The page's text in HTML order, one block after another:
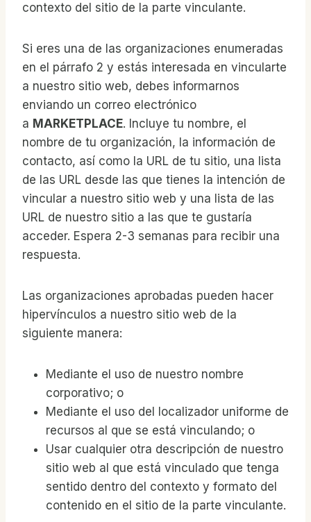
contexto del sitio de la parte vinculante.
Si eres una de las organizaciones enumeradas
en el párrafo 2 y estás interesada en vincularte
a nuestro sitio web, debes informarnos
enviando un correo electrónico
a MARKETPLACE. Incluye tu nombre, el
nombre de tu organización, la información de
contacto, así como la URL de tu sitio, una lista
de las URL desde las que tienes la intención de
vincular a nuestro sitio web y una lista de las
URL de nuestro sitio a las que te gustaría
acceder. Espera 2-3 semanas para recibir una
respuesta.
Las organizaciones aprobadas pueden hacer
hipervínculos a nuestro sitio web de la
siguiente manera:
Mediante el uso de nuestro nombre
corporativo; o
Mediante el uso del localizador uniforme de
recursos al que se está vinculando; o
Usar cualquier otra descripción de nuestro
sitio web al que está vinculado que tenga
sentido dentro del contexto y formato del
contenido en el sitio de la parte vinculante.